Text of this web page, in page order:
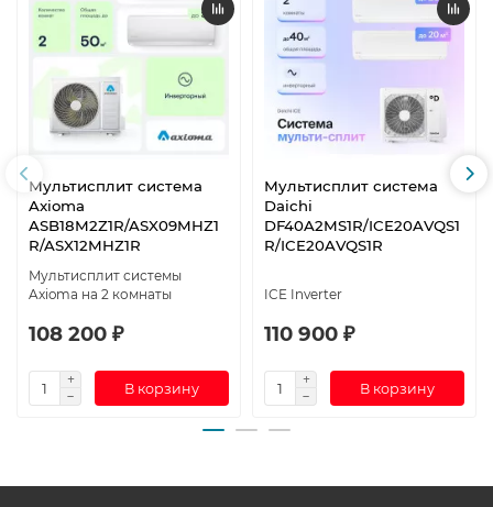
Мультисплит система
Axioma
ASB18M2Z1R/ASX09MHZ1
R/ASX12MHZ1R
Мультисплит системы
Axioma на 2 комнаты
108 200 ₽
В корзину
Мультисплит система
Daichi
DF40A2MS1R/ICE20AVQS1
R/ICE20AVQS1R
ICE Inverter
110 900 ₽
В корзину